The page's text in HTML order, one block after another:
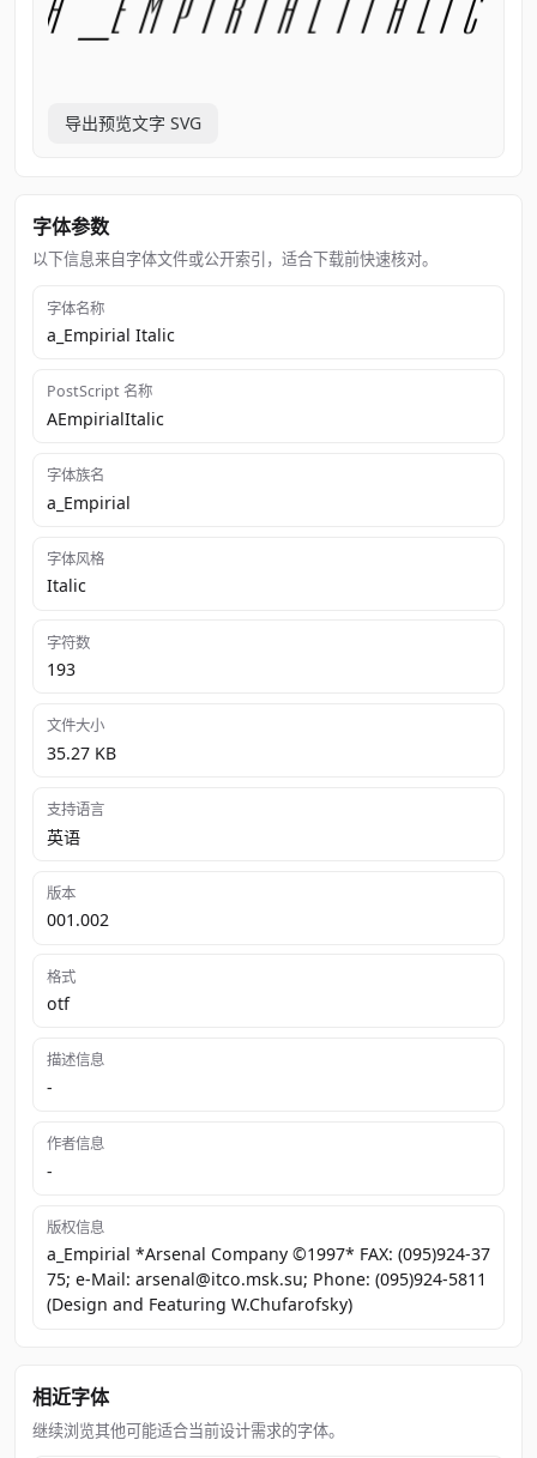
导出预览文字 SVG
字体参数
以下信息来自字体文件或公开索引，适合下载前快速核对。
字体名称
a_Empirial Italic
PostScript 名称
AEmpirialItalic
字体族名
a_Empirial
字体风格
Italic
字符数
193
文件大小
35.27 KB
支持语言
英语
版本
001.002
格式
otf
描述信息
-
作者信息
-
版权信息
a_Empirial *Arsenal Company ©1997* FAX: (095)924-37
75; e-Mail: arsenal@itco.msk.su; Phone: (095)924-5811
(Design and Featuring W.Chufarofsky)
相近字体
继续浏览其他可能适合当前设计需求的字体。